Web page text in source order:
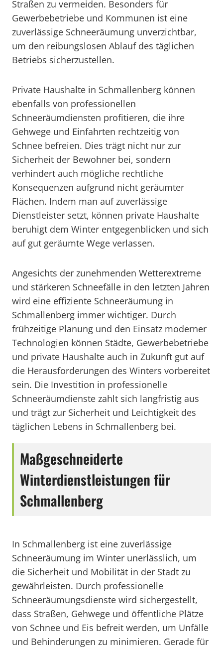
Straßen zu vermeiden. Besonders für
Gewerbebetriebe und Kommunen ist eine
zuverlässige Schneeräumung unverzichtbar,
um den reibungslosen Ablauf des täglichen
Betriebs sicherzustellen.
Private Haushalte in Schmallenberg können
ebenfalls von professionellen
Schneeräumdiensten profitieren, die ihre
Gehwege und Einfahrten rechtzeitig von
Schnee befreien. Dies trägt nicht nur zur
Sicherheit der Bewohner bei, sondern
verhindert auch mögliche rechtliche
Konsequenzen aufgrund nicht geräumter
Flächen. Indem man auf zuverlässige
Dienstleister setzt, können private Haushalte
beruhigt dem Winter entgegenblicken und sich
auf gut geräumte Wege verlassen.
Angesichts der zunehmenden Wetterextreme
und stärkeren Schneefälle in den letzten Jahren
wird eine effiziente Schneeräumung in
Schmallenberg immer wichtiger. Durch
frühzeitige Planung und den Einsatz moderner
Technologien können Städte, Gewerbebetriebe
und private Haushalte auch in Zukunft gut auf
die Herausforderungen des Winters vorbereitet
sein. Die Investition in professionelle
Schneeräumdienste zahlt sich langfristig aus
und trägt zur Sicherheit und Leichtigkeit des
täglichen Lebens in Schmallenberg bei.
Maßgeschneiderte
Winterdienstleistungen für
Schmallenberg
In Schmallenberg ist eine zuverlässige
Schneeräumung im Winter unerlässlich, um
die Sicherheit und Mobilität in der Stadt zu
gewährleisten. Durch professionelle
Schneeräumungsdienste wird sichergestellt,
dass Straßen, Gehwege und öffentliche Plätze
von Schnee und Eis befreit werden, um Unfälle
und Behinderungen zu minimieren. Gerade für